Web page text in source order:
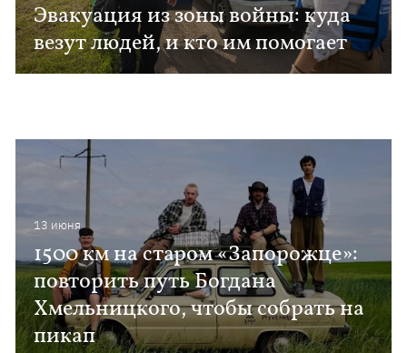
Эвакуация из зоны войны: куда
везут людей, и кто им помогает
13 июня
1500 км на старом «Запорожце»:
повторить путь Богдана
Хмельницкого, чтобы собрать на
пикап